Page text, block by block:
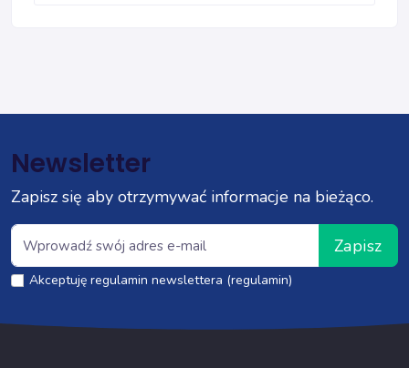
Newsletter
Zapisz się aby otrzymywać informacje na bieżąco.
Zapisz
Akceptuję regulamin newslettera (regulamin)